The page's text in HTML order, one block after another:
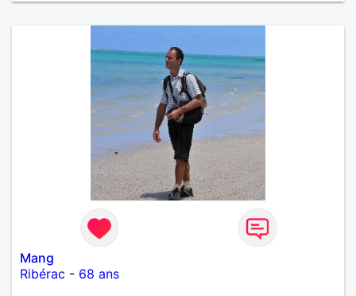
Mang
Ribérac - 68 ans